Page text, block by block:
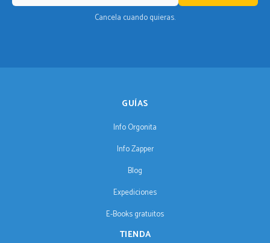
Cancela cuando quieras.
GUÍAS
Info Orgonita
Info Zapper
Blog
Expediciones
E-Books gratuitos
TIENDA